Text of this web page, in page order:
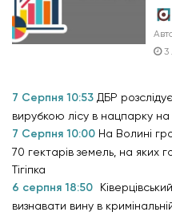
3
7 Серпня 10:53 ДБР
вирубкою лісу в нацпарку на
7 Серпня 10:00 На Волині
70 гектарів земель, на яких
Тігіпка
6 серпня 18:50
визнавати вину в